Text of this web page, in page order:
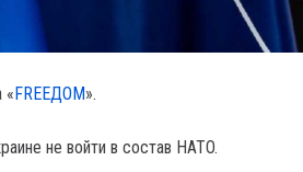
«FREEДОМ».
не войти в состав HATO.